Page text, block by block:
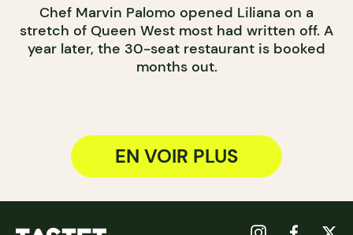
Chef Marvin Palomo opened Liliana on a
stretch of Queen West most had written off. A
year later, the 30-seat restaurant is booked
months out.
EN VOIR PLUS